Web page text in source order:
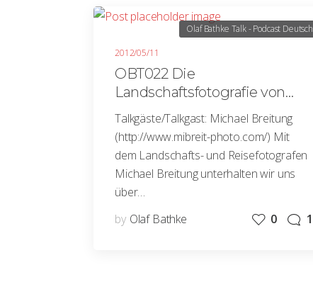
2012/05/11
Olaf Bathke Talk - Podcast Deutsch
OBT022 Die
Landschaftsfotografie von
Michael Breitung – Planung
und Bildbearbeitungstricks
Talkgäste/Talkgast: Michael Breitung
(http://www.mibreit-photo.com/) Mit
dem Landschafts- und Reisefotografen
Michael Breitung unterhalten wir uns
über…
by Olaf Bathke 0 1